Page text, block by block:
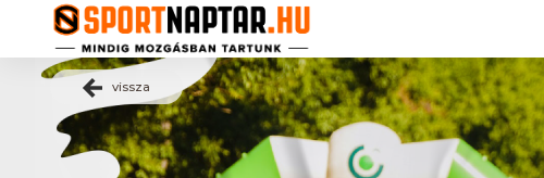
vissza